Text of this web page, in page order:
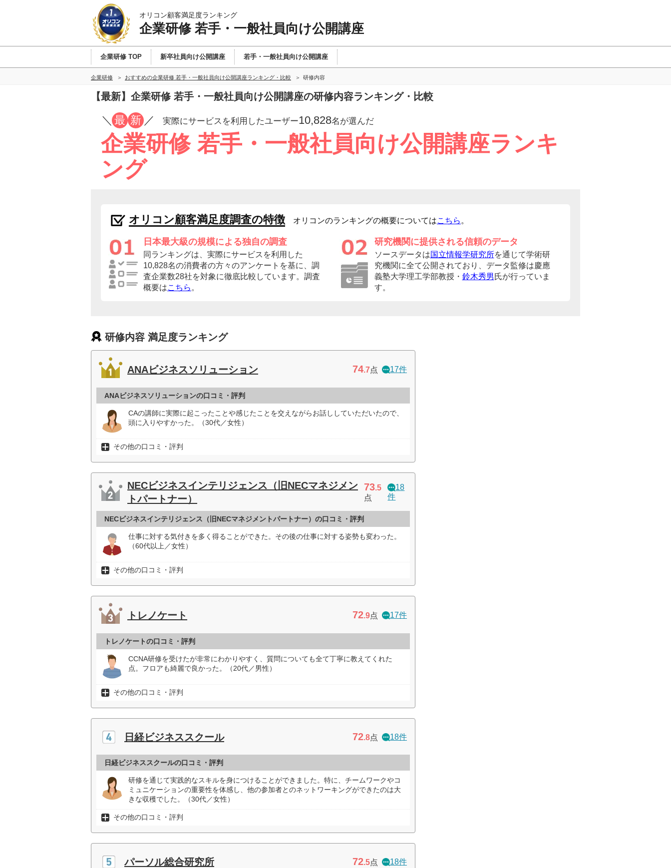
オリコン顧客満足度ランキング
企業研修 若手・一般社員向け公開講座
企業研修 TOP 新卒社員向け公開講座 若手・一般社員向け公開講座
企業研修 おすすめの企業研修 若手・一般社員向け公開講座ランキング・比較 研修内容
【最新】企業研修 若手・一般社員向け公開講座の研修内容ランキング・比較
／ 最 新 ／ 実際にサービスを利用したユーザー10,828名が選んだ
企業研修 若手・一般社員向け公開講座ランキ
ング
オリコン顧客満足度調査の特徴 オリコンのランキングの概要についてはこちら 。
日本最大級の規模による独自の調査
同ランキングは、実際にサービスを利用した
10,828名の消費者の方々のアンケートを基に、調
査企業数28社を対象に徹底比較しています。調査
概要はこちら 。
研究機関に提供される信頼のデータ
ソースデータは国立情報学研究所を通じて学術研
究機関に全て公開されており、データ監修は慶應
義塾大学理工学部教授・ 鈴木秀男 氏が行っていま
す。
研修内容 満足度ランキング
ANAビジネスソリューション 74.7点 17件
ANAビジネスソリューションの口コミ・評判
CAの講師に実際に起こったことや感じたことを交えながらお話ししていただいたので、
頭に入りやすかった。（30代／女性）
その他の口コミ・評判
NECビジネスインテリジェンス（旧NECマネジメン
トパートナー）
73.5
点
18
件
NECビジネスインテリジェンス（旧NECマネジメントパートナー）の口コミ・評判
仕事に対する気付きを多く得ることができた。その後の仕事に対する姿勢も変わった。
（60代以上／女性）
その他の口コミ・評判
トレノケート 72.9点 17件
トレノケートの口コミ・評判
CCNA研修を受けたが非常にわかりやすく、質問についても全て丁寧に教えてくれた
点。フロアも綺麗で良かった。（20代／男性）
その他の口コミ・評判
日経ビジネススクール 72.8点 18件
日経ビジネススクールの口コミ・評判
研修を通じて実践的なスキルを身につけることができました。特に、チームワークやコ
ミュニケーションの重要性を体感し、他の参加者とのネットワーキングができたのは大
きな収穫でした。（30代／女性）
その他の口コミ・評判
パーソル総合研究所 72.5点 18件